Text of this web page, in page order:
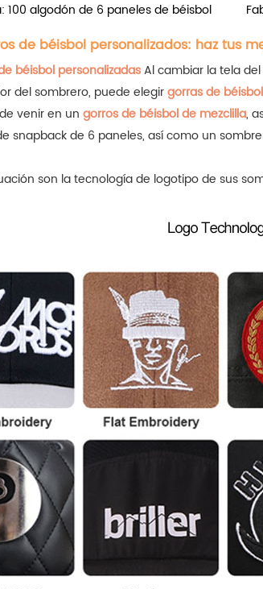
100 algodón de 6 paneles de béisbol
de béisbol personalizados: haz tus
béisbol personalizadasAl cambiar la tela
del sombrero, puede elegirgorras de
venir en un gorros de béisbol de mezclilla,
snapback de 6 paneles, así como un
son la tecnología de logotipo de sus